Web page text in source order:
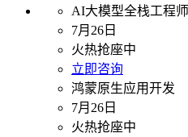
AI大模型全栈工程师
7月26日
火热抢座中
立即咨询
鸿蒙原生应用开发
7月26日
火热抢座中